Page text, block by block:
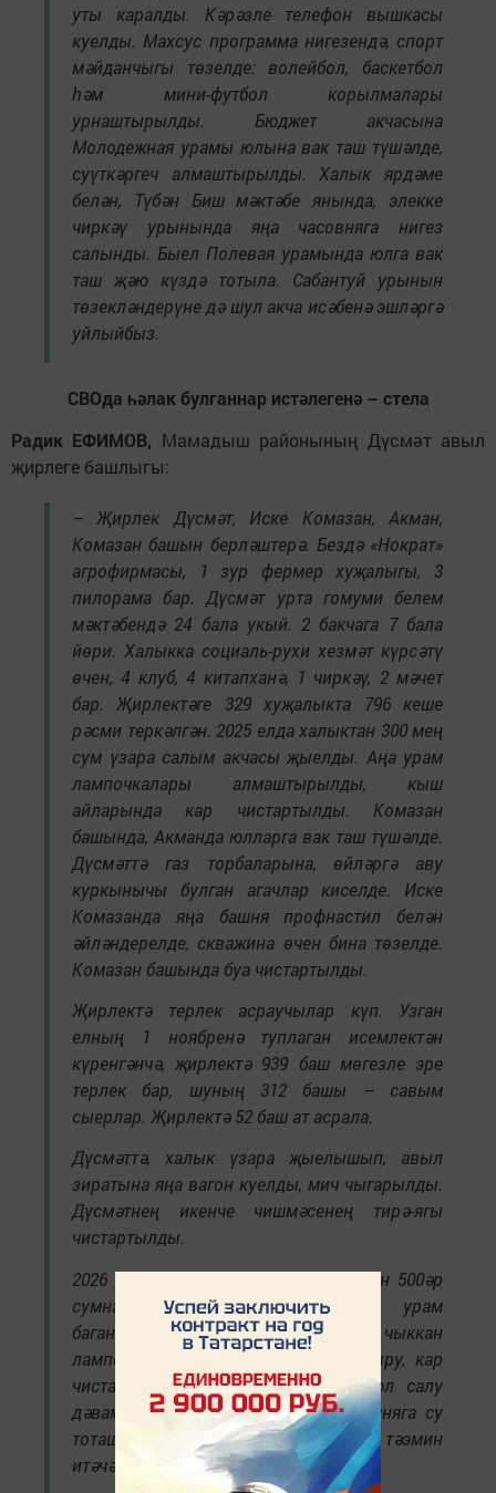
уты каралды. Кәрәзле телефон вышкасы
куелды. Махсус программа нигезендә, спорт
мәйданчыгы төзелде: волейбол, баскетбол
һәм мини-футбол корылмалары
урнаштырылды. Бюджет акчасына
Молодежная урамы юлына вак таш түшәлде,
суүткәргеч алмаштырылды. Халык ярдәме
белән, Түбән Биш мәктәбе янында, элекке
чиркәү урынында яңа часовняга нигез
салынды. Быел Полевая урамында юлга вак
таш җәю күздә тотыла. Сабантуй урынын
төзекләндерүне дә шул акча исәбенә эшләргә
уйлыйбыз.
СВОда һәлак булганнар истәлегенә – стела
Радик ЕФИМОВ, Мамадыш районының Дүсмәт авыл
җирлеге башлыгы:
– Җирлек Дүсмәт, Иске Комазан, Акман,
Комазан башын берләштерә. Бездә «Нократ»
агрофирмасы, 1 зур фермер хуҗалыгы, 3
пилорама бар. Дүсмәт урта гомуми белем
мәктәбендә 24 бала укый. 2 бакчага 7 бала
йөри. Халыкка социаль-рухи хезмәт күрсәтү
өчен, 4 клуб, 4 китапханә, 1 чиркәү, 2 мәчет
бар. Җирлектәге 329 хуҗалыкта 796 кеше
рәсми теркәлгән. 2025 елда халыктан 300 мең
сум үзара салым акчасы җыелды. Аңа урам
лампочкалары алмаштырылды, кыш
айларында кар чистартылды. Комазан
башында, Акманда юлларга вак таш түшәлде.
Дүсмәттә газ торбаларына, өйләргә аву
куркынычы булган агачлар киселде. Иске
Комазанда яңа башня профнастил белән
әйләндерелде, скважина өчен бина төзелде.
Комазан башында буа чистартылды.
Җирлектә терлек асраучылар күп. Узган
елның 1 ноябренә туплаган исемлектән
күренгәнчә, җирлектә 939 баш мөгезле эре
терлек бар, шуның 312 башы – савым
сыерлар. Җирлектә 52 баш ат асрала.
Дүсмәттә, халык үзара җыелышып, авыл
зиратына яңа вагон куелды, мич чыгарылды.
Дүсмәтнең икенче чишмәсенең тирә-ягы
чистартылды.
2026 елда салым акчасы бер кешедән 500әр
сумнан җыела. Бу акчага урам
баганаларындагы янып чыккан
лампочкаларны яңаларына алмаштыру, кар
чистарту күздә тотыла. Акманда юл салу
дәвам итә. Иске Комазанда яңа башняга су
тоташтырып, халыкны су белән тәэмин
итәчәкбез.